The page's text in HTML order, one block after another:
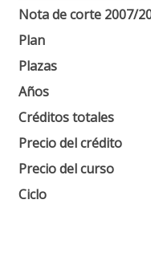
Nota de corte 2007/
Plan
Plazas
Años
Créditos totales
Precio del crédito
Precio del curso
Ciclo